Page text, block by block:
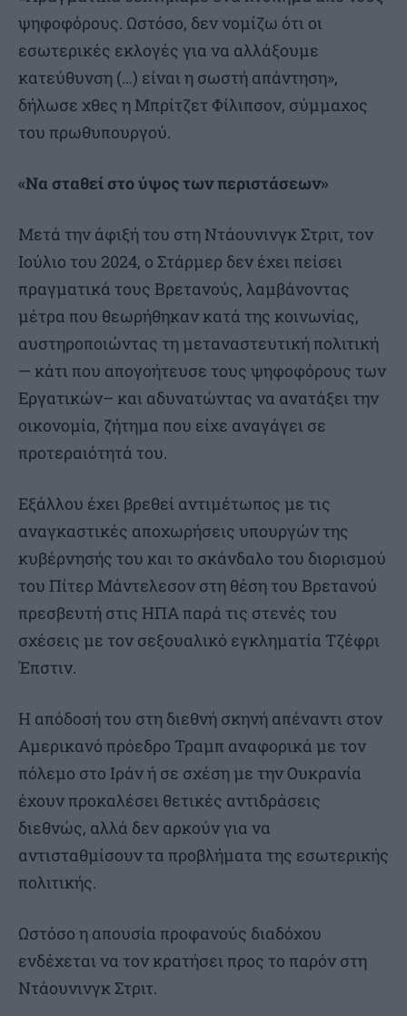
ψηφοφόρους. Ωστόσο, δεν νομίζω ότι οι
εσωτερικές εκλογές για να αλλάξουμε
κατεύθυνση (…) είναι η σωστή απάντηση»,
δήλωσε χθες η Μπρίτζετ Φίλιπσον, σύμμαχος
του πρωθυπουργού.
«Να σταθεί στο ύψος των περιστάσεων»
Μετά την άφιξή του στη Ντάουνινγκ Στριτ, τον
Ιούλιο του 2024, ο Στάρμερ δεν έχει πείσει
πραγματικά τους Βρετανούς, λαμβάνοντας
μέτρα που θεωρήθηκαν κατά της κοινωνίας,
αυστηροποιώντας τη μεταναστευτική πολιτική
— κάτι που απογοήτευσε τους ψηφοφόρους των
Εργατικών– και αδυνατώντας να ανατάξει την
οικονομία, ζήτημα που είχε αναγάγει σε
προτεραιότητά του.
Εξάλλου έχει βρεθεί αντιμέτωπος με τις
αναγκαστικές αποχωρήσεις υπουργών της
κυβέρνησής του και το σκάνδαλο του διορισμού
του Πίτερ Μάντελεσον στη θέση του Βρετανού
πρεσβευτή στις ΗΠΑ παρά τις στενές του
σχέσεις με τον σεξουαλικό εγκληματία Τζέφρι
Έπστιν.
Η απόδοσή του στη διεθνή σκηνή απέναντι στον
Αμερικανό πρόεδρο Τραμπ αναφορικά με τον
πόλεμο στο Ιράν ή σε σχέση με την Ουκρανία
έχουν προκαλέσει θετικές αντιδράσεις
διεθνώς, αλλά δεν αρκούν για να
αντισταθμίσουν τα προβλήματα της εσωτερικής
πολιτικής.
Ωστόσο η απουσία προφανούς διαδόχου
ενδέχεται να τον κρατήσει προς το παρόν στη
Ντάουνινγκ Στριτ.